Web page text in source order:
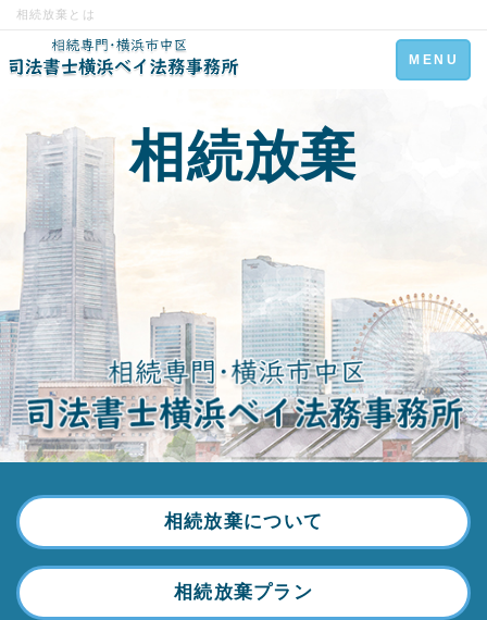
相続放棄とは
Toggle
navigation
MENU
相続放棄
相続放棄について
相続放棄プラン